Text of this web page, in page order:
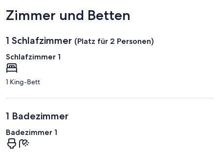
Zimmer und Betten
1 Schlafzimmer (Platz für 2 Personen)
Schlafzimmer 1
1 King-Bett
1 Badezimmer
Badezimmer 1